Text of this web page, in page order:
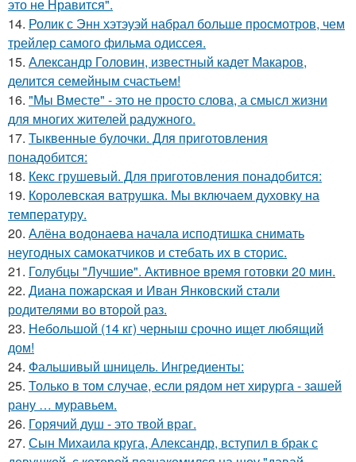
это не Нравится".
14. Ролик с Энн хэтэуэй набрал больше просмотров, чем
трейлер самого фильма одиссея.
15. Александр Головин, известный кадет Макаров,
делится семейным счастьем!
16. "Мы Вместе" - это не просто слова, а смысл жизни
для многих жителей радужного.
17. Тыквенные булочки. Для приготовления
понадобится:
18. Кекс грушевый. Для приготовления понадобится:
19. Королевская ватрушка. Мы включаем духовку на
температуру.
20. Алёна водонаева начала исподтишка снимать
неугодных самокатчиков и стебать их в сторис.
21. Голубцы "Лучшие". Активное время готовки 20 мин.
22. Диана пожарская и Иван Янковский стали
родителями во второй раз.
23. Небольшой (14 кг) черныш срочно ищет любящий
дом!
24. Фальшивый шницель. Ингредиенты:
25. Только в том случае, если рядом нет хирурга - зашей
рану … муравьем.
26. Горячий душ - это твой враг.
27. Сын Михаила круга, Александр, вступил в брак с